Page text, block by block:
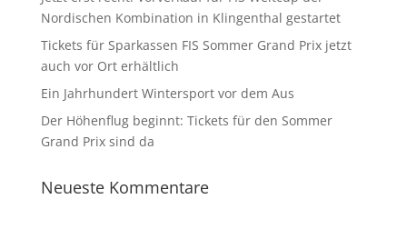
Nordischen Kombination in Klingenthal gestartet
Tickets für Sparkassen FIS Sommer Grand Prix jetzt
auch vor Ort erhältlich
Ein Jahrhundert Wintersport vor dem Aus
Der Höhenflug beginnt: Tickets für den Sommer
Grand Prix sind da
Neueste Kommentare